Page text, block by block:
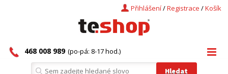
Košík
/
Registrace
/
Přihlášení
468 008 989 (po-pá: 8-17 hod.)